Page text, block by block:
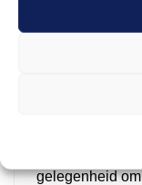
: De
en zorgen voor
stijlen en
gelegenheid